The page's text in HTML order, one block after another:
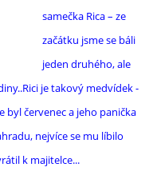
samečka Rica – ze
začátku jsme se báli
jeden druhého, ale
je takový medvídek -
byl červenec a jeho panička
nejvíce se mu líbilo
k majitelce...